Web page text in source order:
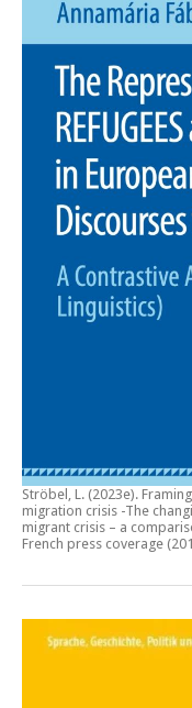
Ströbel, L. (2023e).
migration crisis -The
migrant crisis – a
French press coverage